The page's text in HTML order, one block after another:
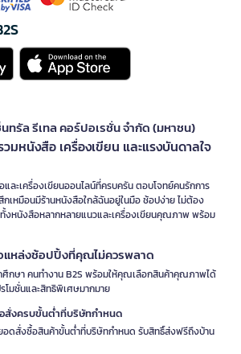
นทรัล รีเทล คอร์ปอเรชั่น จำกัด (มหาชน)
มหนังสือ เครื่องเขียน และแรงบันดาลใจ
ละเครื่องเขียนออนไลน์ที่ครบครัน ตอบโจทย์คนรักการ
เหมือนมีร้านหนังสือใกล้ฉันอยู่ในมือ ช้อปง่าย ไม่ต้อง
ทั้งหนังสือหลากหลายแนวและเครื่องเขียนคุณภาพ พร้อม
แหล่งช้อปปิ้งที่คุณไม่ควรพลาด
ศึกษา คนทำงาน B2S พร้อมให้คุณเลือกสินค้าคุณภาพได้
โมชั่นและสิทธิพิเศษมากมาย
สั่งครบขั้นต่ำที่บริษัทกำหนด
อดสั่งซื้อสินค้าขั้นต่ำที่บริษัทกำหนด รับสิทธิ์ส่งฟรีถึงบ้าน